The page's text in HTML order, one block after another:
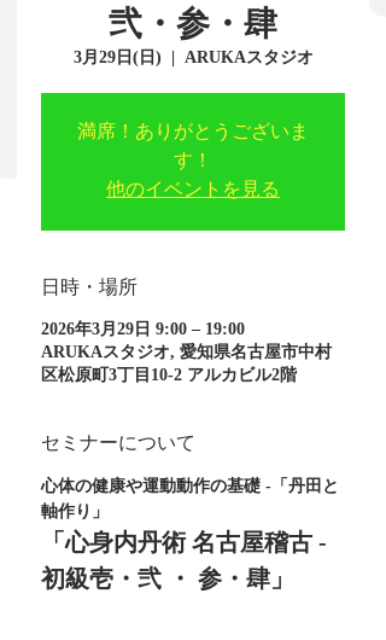
弐・参・肆
3月29日(日) ARUKAスタジオ
満席！ありがとうございま
す！
他のイベントを見る
日時・場所
2026年3月29日 9:00 – 19:00
ARUKAスタジオ, 愛知県名古屋市中村
区松原町3丁目10-2 アルカビル2階
セミナーについて
心体の健康や運動動作の基礎 -「丹田と
軸作り」
「心身内丹術 名古屋稽古 -
初級壱・弐 ・ 参・肆」